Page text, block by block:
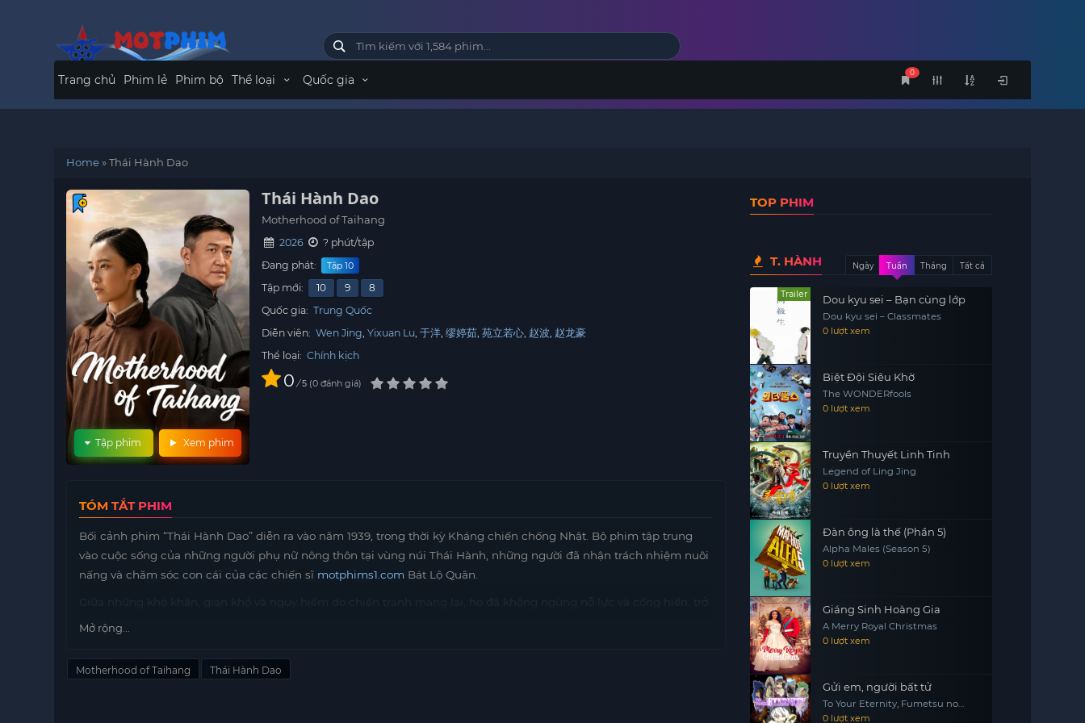
0
Trang chủ Phim lẻ Phim bộ Thể loại Quốc gia
Home»Thái Hành Dao
Xem phim
Tập phim
Thái Hành Dao
Motherhood of Taihang
2026
? phút/tập
Đang phát:
Tập 10
Tập mới: 10 9
8
Quốc gia: Trung Quốc
Diễn viên: Wen Jing Yixuan Lu 于洋 缪婷茹 苑立若心 赵波 赵龙豪
Thể loại: Chính kịch
0 / 5 0 đánh giá
TÓM TẮT PHIM
Bối cảnh phim “Thái Hành Dao” diễn ra vào năm 1939, trong thời kỳ Kháng chiến chống Nhật. Bộ phim tập trung
vào cuộc sống của những người phụ nữ nông thôn tại vùng núi Thái Hành, những người đã nhận trách nhiệm nuôi
nấng và chăm sóc con cái của các chiến sĩ motphims1.com Bát Lộ Quân.
Giữa những khó khăn, gian khổ và nguy hiểm do chiến tranh mang lại, họ đã không ngừng nỗ lực và cống hiến, trở
thành một phần quan trọng trong cuộc kháng chiến. Những người phụ nữ này không chỉ đóng góp sức lực mà còn
hương.
Mở rộng...
Motherhood of Taihang Thái Hành Dao
TOP PHIM
T. HÀNH Ngày Tuần Tháng Tất cả
Trailer Dou kyu sei – Bạn cùng lớp
Dou kyu sei – Classmates
0 lượt xem
Biệt Đội Siêu Khờ
The WONDERfools
0 lượt xem
Truyền Thuyết Linh Tinh
Legend of Ling Jing
0 lượt xem
Đàn ông là thế (Phần 5)
Alpha Males (Season 5)
0 lượt xem
Giáng Sinh Hoàng Gia
A Merry Royal Christmas
0 lượt xem
Gửi em, người bất tử
To Your Eternity, Fumetsu no
Anata e
0 lượt xem